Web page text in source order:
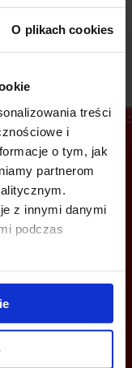
O plikach cookies
treści
i
o tym, jak
partnerom
z innymi danymi
podczas
offer?